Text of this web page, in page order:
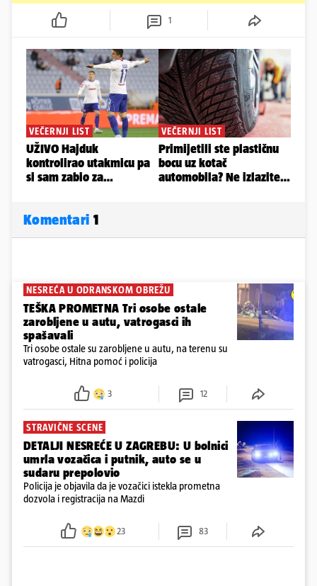
1
Komentari 1
NESREĆA U ODRANSKOM OBREŽU
TEŠKA PROMETNA Tri osobe ostale
zarobljene u autu, vatrogasci ih
spašavali
Tri osobe ostale su zarobljene u autu, na terenu su
vatrogasci, Hitna pomoć i policija
3 12
STRAVIČNE SCENE
DETALJI NESREĆE U ZAGREBU: U bolnici
umrla vozačica i putnik, auto se u
sudaru prepolovio
Policija je objavila da je vozačici istekla prometna
dozvola i registracija na Mazdi
23 83